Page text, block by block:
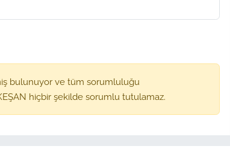
bulunuyor ve tüm sorumluluğu
hiçbir şekilde sorumlu tutulamaz.